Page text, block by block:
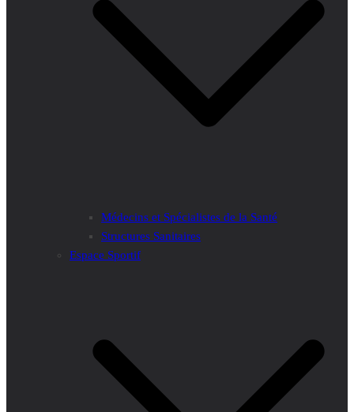
Médecins et Spécialistes de la Santé
Structures Sanitaires
Espace Sportif